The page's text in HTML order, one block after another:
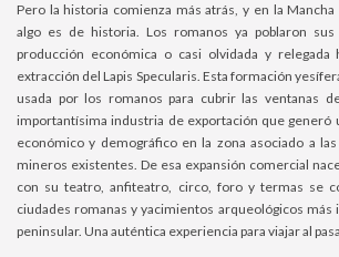
Pero la historia comienza más atrás, y en la
algo es de historia. Los romanos ya poblaron
producción económica o casi olvidada y
extracción del Lapis Specularis. Esta formación
usada por los romanos para cubrir las ventanas
importantísima industria de exportación que
económico y demográfico en la zona asociado a
mineros existentes. De esa expansión comercial
con su teatro, anfiteatro, circo, foro y termas se
ciudades romanas y yacimientos arqueológicos
peninsular. Una auténtica experiencia para viajar al